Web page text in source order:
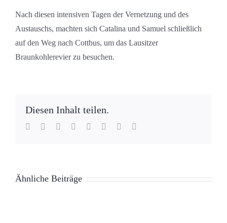
Nach diesen intensiven Tagen der Vernetzung und des
Austauschs, machten sich Catalina und Samuel schließlich
auf den Weg nach Cottbus, um das Lausitzer
Braunkohlerevier zu besuchen.
Diesen Inhalt teilen.
Facebook
TwitterReddit LinkedInWhatsApp
TumblrPinterest
Ähnliche Beiträge